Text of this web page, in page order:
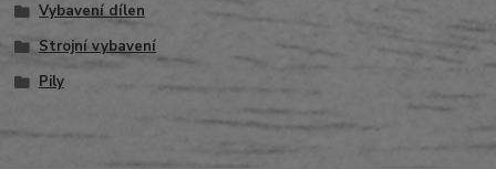
Vybavení dílen
Strojní vybavení
Pily